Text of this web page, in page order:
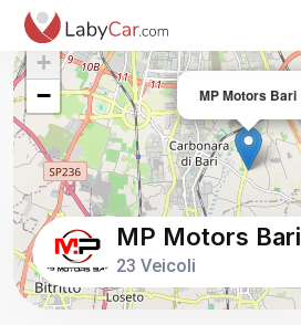
MP Motors Bari
+
−
MP Motors Bari
23 Veicoli